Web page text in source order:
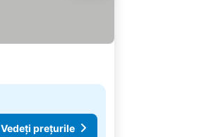
Vedeți prețurile